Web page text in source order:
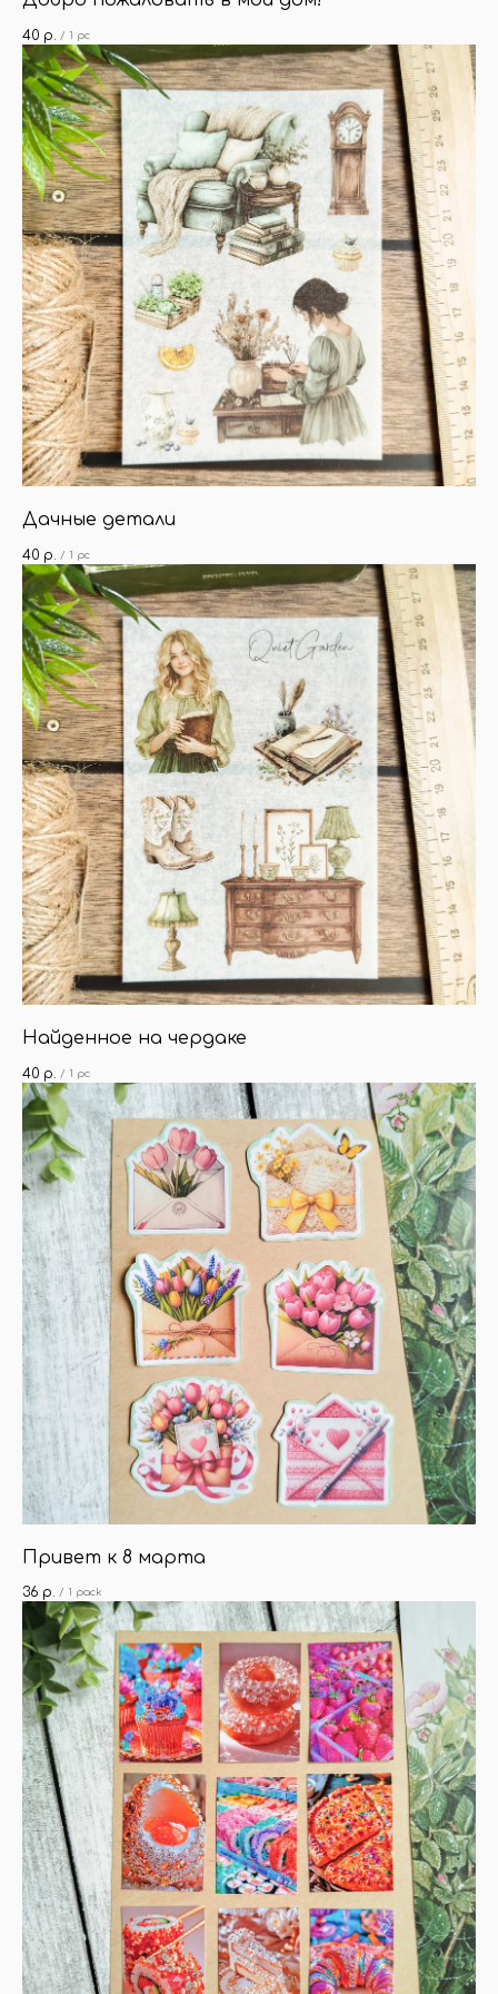
40 р. / 1 pc
Дачные детали
40 р. / 1 pc
Найденное на чердаке
40 р. / 1 pc
Привет к 8 марта
36 р. / 1 pack